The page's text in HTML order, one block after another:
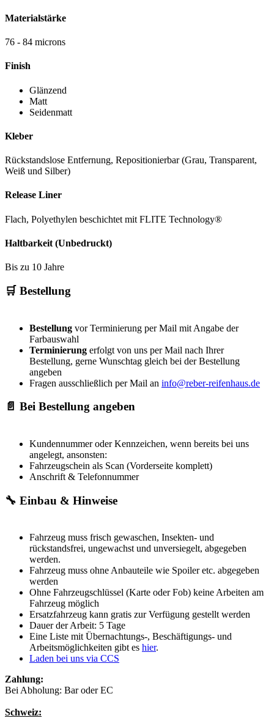
Materialstärke
76 - 84 microns
Finish
Glänzend
Matt
Seidenmatt
Kleber
Rückstandslose Entfernung, Repositionierbar (Grau, Transparent,
Weiß und Silber)
Release Liner
Flach, Polyethylen beschichtet mit FLITE Technology®
Haltbarkeit (Unbedruckt)
Bis zu 10 Jahre
🛒 Bestellung
Bestellung vor Terminierung per Mail mit Angabe der
Farbauswahl
Terminierung erfolgt von uns per Mail nach Ihrer
Bestellung, gerne Wunschtag gleich bei der Bestellung
angeben
Fragen ausschließlich per Mail an info@reber-reifenhaus.de
📄 Bei Bestellung angeben
Kundennummer oder Kennzeichen, wenn bereits bei uns
angelegt, ansonsten:
Fahrzeugschein als Scan (Vorderseite komplett)
Anschrift & Telefonnummer
🔧 Einbau & Hinweise
Fahrzeug muss frisch gewaschen, Insekten- und
rückstandsfrei, ungewachst und unversiegelt, abgegeben
werden.
Fahrzeug muss ohne Anbauteile wie Spoiler etc. abgegeben
werden
Ohne Fahrzeugschlüssel (Karte oder Fob) keine Arbeiten am
Fahrzeug möglich
Ersatzfahrzeug kann gratis zur Verfügung gestellt werden
Dauer der Arbeit: 5 Tage
Eine Liste mit Übernachtungs-, Beschäftigungs- und
Arbeitsmöglichkeiten gibt es hier.
Laden bei uns via CCS
Zahlung:
Bei Abholung: Bar oder EC
Schweiz: